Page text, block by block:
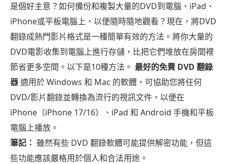
是個好主意？如何備份和複製大量的DVD到電腦、iPad、
iPhone或平板電腦上，以便隨時隨地觀看？現在，將DVD
翻錄成熱門影片格式是一種簡單有效的方法。將你大量的
DVD電影收集到電腦上進行存儲，比把它們堆放在房間裡
節省更多空間。以下是10種方法。 最好的免費 DVD 翻錄
器適用於 Windows 和 Mac 的軟體，可協助您將任何
DVD/影片翻錄並轉換為流行的視訊文件，以便在
iPhone（iPhone 17/16）、iPad 和 Android 手機和平板
電腦上播放。
筆記： 雖然有些 DVD 翻錄軟體可能提供解密功能，但這
些功能應該嚴格用於個人和合法用途。